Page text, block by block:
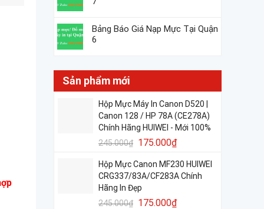
Bảng Báo Giá Nạp Mực Tại Quận
6
Sản phẩm mới
Hộp Mực Máy In Canon D520 |
Canon 128 / HP 78A (CE278A)
Chính Hãng HUIWEI - Mới 100%
245.000₫ 175.000₫
Hộp Mực Canon MF230 HUIWEI
CRG337/83A/CF283A Chính
Hãng In Đẹp
245.000₫ 175.000₫